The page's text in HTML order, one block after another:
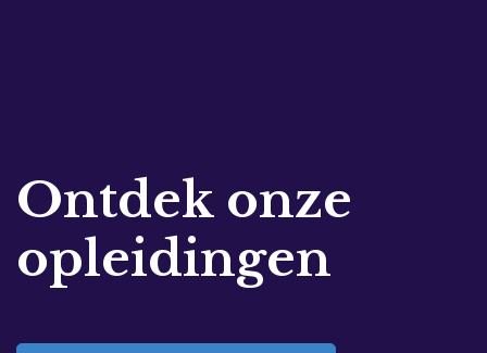
Ontdek onze
opleidingen